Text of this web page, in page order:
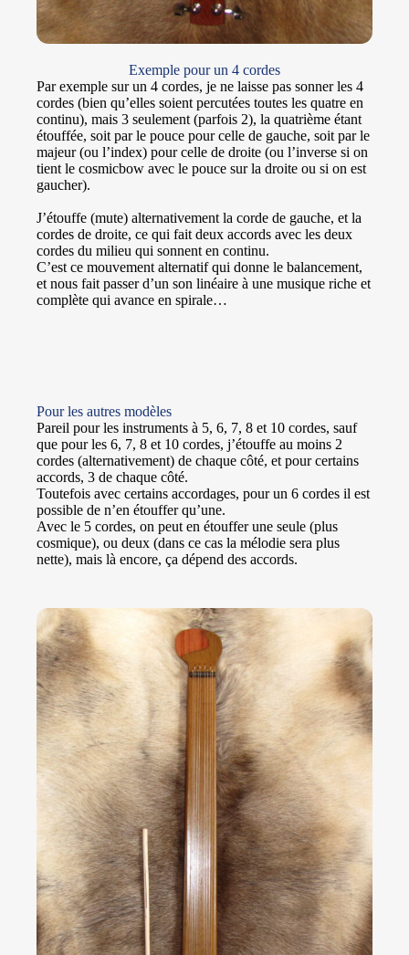
Exemple pour un 4 cordes
Par exemple sur un 4 cordes, je ne laisse pas sonner les 4
cordes (bien qu’elles soient percutées toutes les quatre en
continu), mais 3 seulement (parfois 2), la quatrième étant
étouffée, soit par le pouce pour celle de gauche, soit par le
majeur (ou l’index) pour celle de droite (ou l’inverse si on
tient le cosmicbow avec le pouce sur la droite ou si on est
gaucher).
J’étouffe (mute) alternativement la corde de gauche, et la
cordes de droite, ce qui fait deux accords avec les deux
cordes du milieu qui sonnent en continu.
C’est ce mouvement alternatif qui donne le balancement,
et nous fait passer d’un son linéaire à une musique riche et
complète qui avance en spirale…
Pour les autres modèles
Pareil pour les instruments à 5, 6, 7, 8 et 10 cordes, sauf
que pour les 6, 7, 8 et 10 cordes, j’étouffe au moins 2
cordes (alternativement) de chaque côté, et pour certains
accords, 3 de chaque côté.
Toutefois avec certains accordages, pour un 6 cordes il est
possible de n’en étouffer qu’une.
Avec le 5 cordes, on peut en étouffer une seule (plus
cosmique), ou deux (dans ce cas la mélodie sera plus
nette), mais là encore, ça dépend des accords.